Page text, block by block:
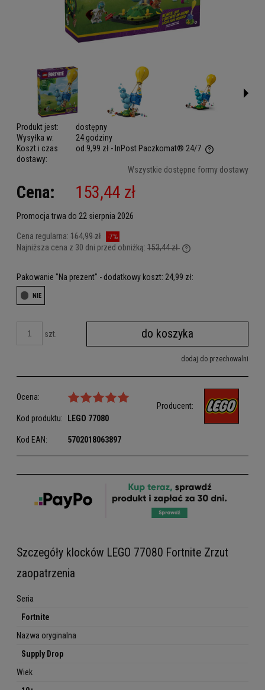
Produkt jest:
dostępny
Wysyłka w:
24 godziny
Koszt i czas
dostawy:
od 9,99 zł - InPost Paczkomat® 24/7
Cena nie zawiera ewentualnych kosztów płatności
Wszystkie dostępne formy dostawy
Cena: 153,44 zł
Promocja trwa do 22 sierpnia 2026
Cena regularna: 164,99 zł -7%
Najniższa cena z 30 dni przed obniżką: 153,44 zł
Pakowanie "Na prezent" - dodatkowy koszt: 24,99 zł:
szt. do koszyka
dodaj do przechowalni
Ocena:
Kod produktu: LEGO 77080
Kod EAN: 5702018063897
Producent:
Szczegóły klocków LEGO 77080 Fortnite Zrzut
zaopatrzenia
Seria
Fortnite
Nazwa oryginalna
Supply Drop
Wiek